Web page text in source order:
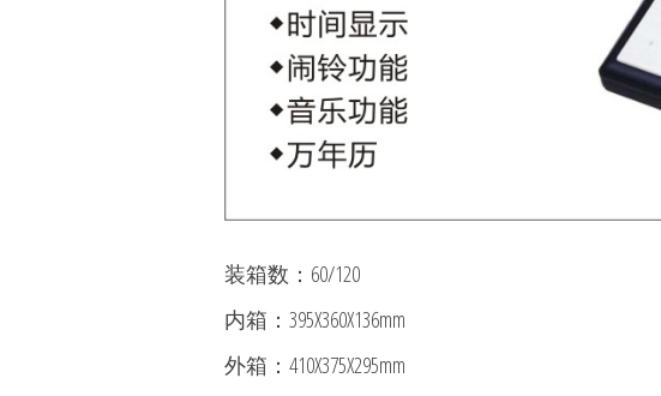
装箱数：60/120
内箱：395X360X136mm
外箱：410X375X295mm